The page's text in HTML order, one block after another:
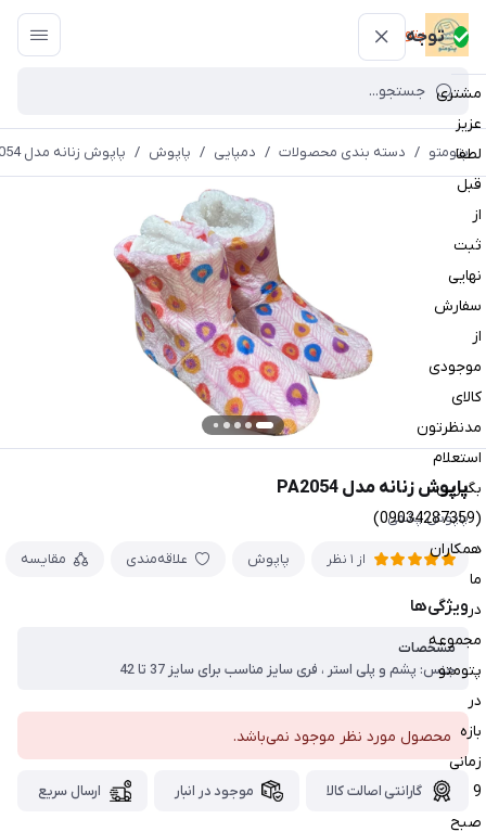
توجه
مشتری
عزیز
لطفا
قبل
از
ثبت
نهایی
سفارش
از
موجودی
کالای
مدنظرتون
استعلام
بگیرین
(09034287359)
همکاران
ما
در
مجموعه
پتومتو
در
بازه
زمانی
9
صبح
پتومتو
پتومتو / دسته بندی محصولات / دمپایی / پاپوش / پاپوش زنانه مدل PA2054
پاپوش زنانه مدل PA2054
پاپوش پشمی
از 1 نظر پاپوش علاقه‌مندی مقایسه
ویژگی‌ها
مشخصات
جنس: پشم و پلی استر ، فری سایز مناسب برای سایز 37 تا 42
محصول مورد نظر موجود نمی‌باشد.
گارانتی اصالت کالا موجود در انبار ارسال سریع